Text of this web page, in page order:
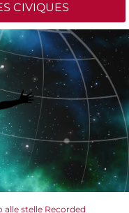
CIVIQUES
stelle Recorded